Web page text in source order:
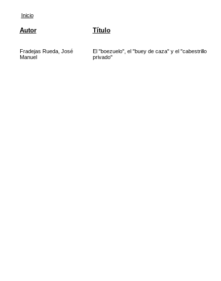
Inicio
Autor Título
Fradejas Rueda, José
Manuel
El "boezuelo", el "buey de caza" y el "cabestrillo
privado"